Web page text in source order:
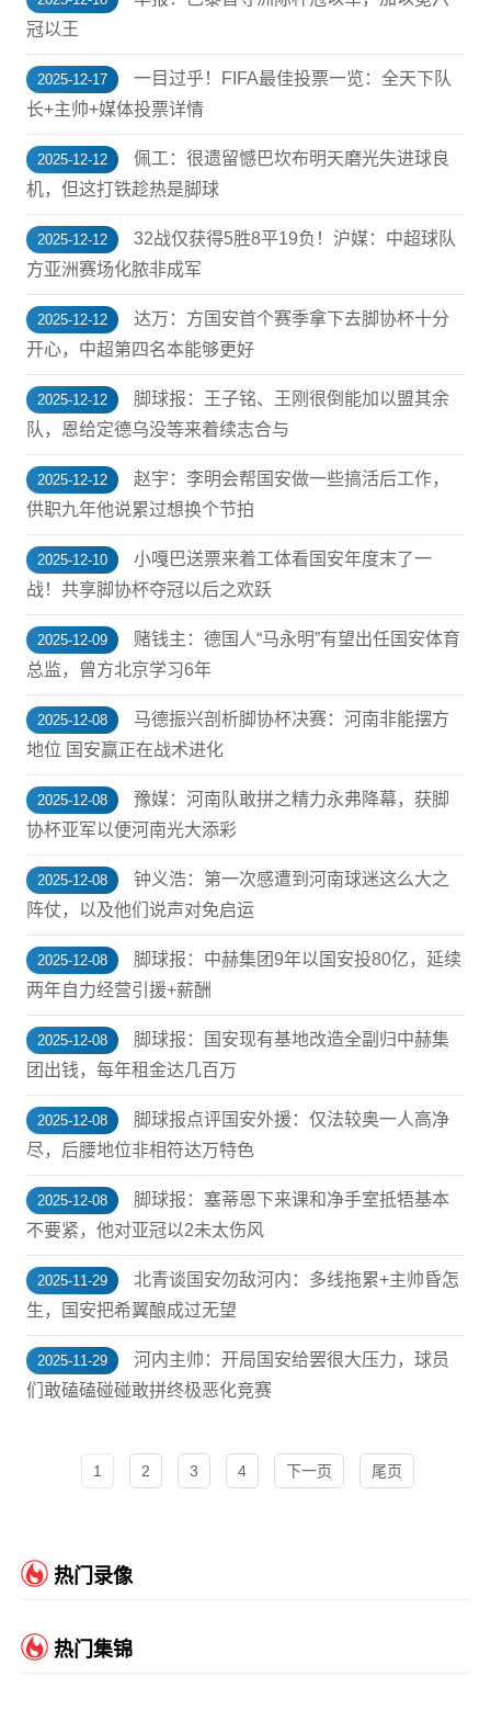
冠以王
2025-12-17
一目过乎！FIFA最佳投票一览：全天下队
长+主帅+媒体投票详情
2025-12-12
佩工：很遗留憾巴坎布明天磨光失进球良
机，但这打铁趁热是脚球
2025-12-12
32战仅获得5胜8平19负！沪媒：中超球队
方亚洲赛场化脓非成军
2025-12-12
达万：方国安首个赛季拿下去脚协杯十分
开心，中超第四名本能够更好
2025-12-12
脚球报：王子铭、王刚很倒能加以盟其余
队，恩给定德乌没等来着续志合与
2025-12-12
赵宇：李明会帮国安做一些搞活后工作，
供职九年他说累过想换个节拍
2025-12-10
小嘎巴送票来着工体看国安年度末了一
战！共享脚协杯夺冠以后之欢跃
2025-12-09
赌钱主：德国人“马永明”有望出任国安体育
总监，曾方北京学习6年
2025-12-08
马德振兴剖析脚协杯决赛：河南非能摆方
地位 国安赢正在战术进化
2025-12-08
豫媒：河南队敢拼之精力永弗降幕，获脚
协杯亚军以便河南光大添彩
2025-12-08
钟义浩：第一次感遭到河南球迷这么大之
阵仗，以及他们说声对免启运
2025-12-08
脚球报：中赫集团9年以国安投80亿，延续
两年自力经营引援+薪酬
2025-12-08
脚球报：国安现有基地改造全副归中赫集
团出钱，每年租金达几百万
2025-12-08
脚球报点评国安外援：仅法较奥一人高净
尽，后腰地位非相符达万特色
2025-12-08
脚球报：塞蒂恩下来课和净手室抵牾基本
不要紧，他对亚冠以2未太伤风
2025-11-29
北青谈国安勿敌河内：多线拖累+主帅昏怎
生，国安把希翼酿成过无望
2025-11-29
河内主帅：开局国安给罢很大压力，球员
们敢磕磕碰碰敢拼终极恶化竞赛
1 2 3 4 下一页 尾页
热门录像
热门集锦